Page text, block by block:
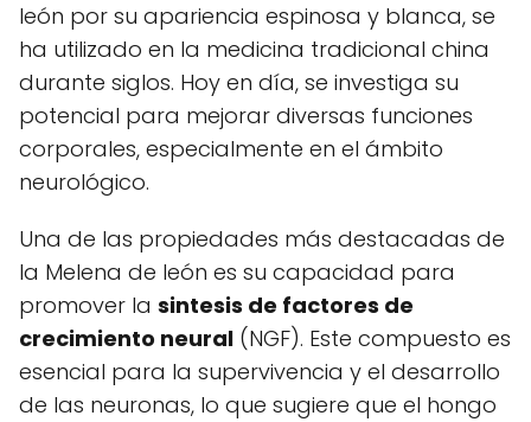
león por su apariencia espinosa y blanca, se
ha utilizado en la medicina tradicional china
durante siglos. Hoy en día, se investiga su
potencial para mejorar diversas funciones
corporales, especialmente en el ámbito
neurológico.
Una de las propiedades más destacadas de
la Melena de león es su capacidad para
promover la sintesis de factores de
crecimiento neural (NGF). Este compuesto es
esencial para la supervivencia y el desarrollo
de las neuronas, lo que sugiere que el hongo